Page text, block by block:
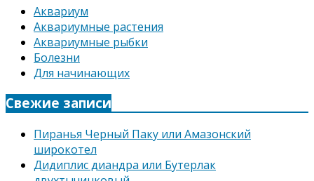
Аквариум
Аквариумные растения
Аквариумные рыбки
Болезни
Для начинающих
Свежие записи
Пиранья Черный Паку или Амазонский
широкотел
Дидиплис диандра или Бутерлак